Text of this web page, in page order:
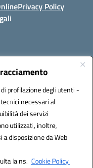
profilazione degli utenti -
necessari al
dei servizi
utilizzati, inoltre,
disposizione da Web
la ns. Cookie Policy.
Privacy Policy
di Stabia
- PEC:
iPA: istsc_naic847006 -
elettronica (CUF):
Solution S.r.l.